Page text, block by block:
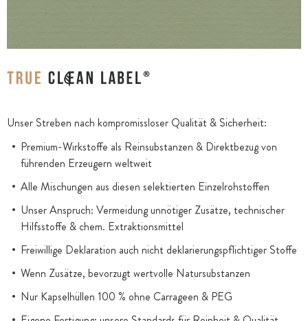
Unser Streben nach kompromissloser Qualität & Sicherheit:
Premium-Wirkstoffe als Reinsubstanzen & Direktbezug von
führenden Erzeugern weltweit
Alle Mischungen aus diesen selektierten Einzelrohstoffen
Unser Anspruch: Vermeidung unnötiger Zusätze, technischer
Hilfsstoffe & chem. Extraktionsmittel
Freiwillige Deklaration auch nicht deklarierungspflichtiger Stoffe
Wenn Zusätze, bevorzugt wertvolle Natursubstanzen
Nur Kapselhüllen 100 % ohne Carrageen & PEG